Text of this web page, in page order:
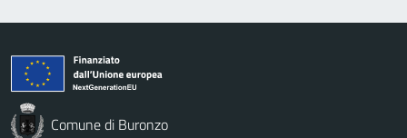
Comune di Buronzo